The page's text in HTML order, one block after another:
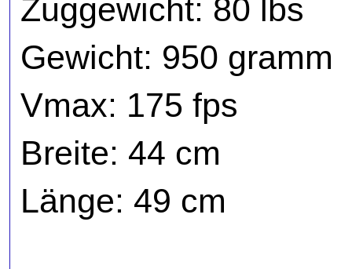
Zuggewicht: 80 lbs
Gewicht: 950 gramm
Vmax: 175 fps
Breite: 44 cm
Länge: 49 cm